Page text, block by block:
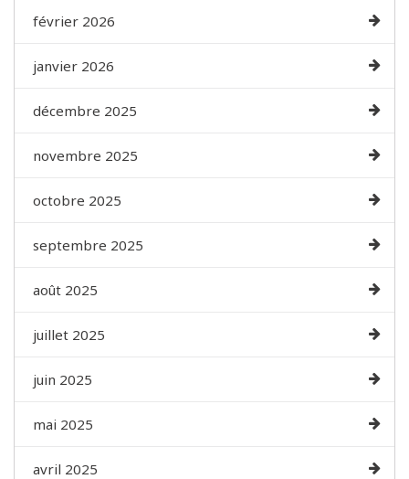
février 2026
janvier 2026
décembre 2025
novembre 2025
octobre 2025
septembre 2025
août 2025
juillet 2025
juin 2025
mai 2025
avril 2025